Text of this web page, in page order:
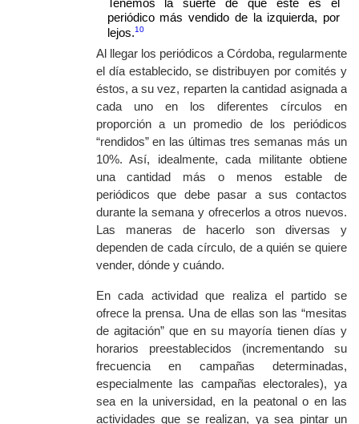
Tenemos la suerte de que este es el
periódico más vendido de la izquierda, por
lejos.10
Al llegar los periódicos a Córdoba, regularmente
el día establecido, se distribuyen por comités y
éstos, a su vez, reparten la cantidad asignada a
cada uno en los diferentes círculos en
proporción a un promedio de los periódicos
“rendidos” en las últimas tres semanas más un
10%. Así, idealmente, cada militante obtiene
una cantidad más o menos estable de
periódicos que debe pasar a sus contactos
durante la semana y ofrecerlos a otros nuevos.
Las maneras de hacerlo son diversas y
dependen de cada círculo, de a quién se quiere
vender, dónde y cuándo.
En cada actividad que realiza el partido se
ofrece la prensa. Una de ellas son las “mesitas
de agitación” que en su mayoría tienen días y
horarios preestablecidos (incrementando su
frecuencia en campañas determinadas,
especialmente las campañas electorales), ya
sea en la universidad, en la peatonal o en las
actividades que se realizan, ya sea pintar un